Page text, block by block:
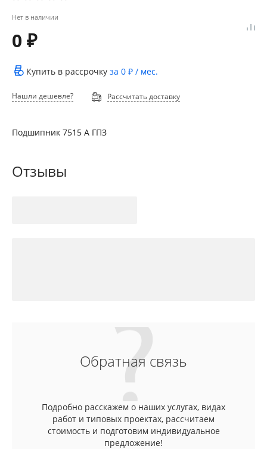
Нет в наличии
0 ₽
Купить в рассрочку за 0 ₽ / мес.
Нашли дешевле? Рассчитать доставку
Подшипник 7515 А ГПЗ
Отзывы
Обратная связь
Подробно расскажем о наших услугах, видах
работ и типовых проектах, рассчитаем
стоимость и подготовим индивидуальное
предложение!